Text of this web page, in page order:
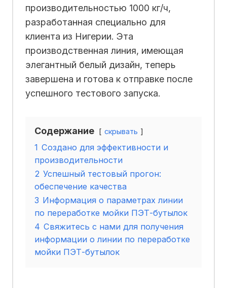
производительностью 1000 кг/ч,
разработанная специально для
клиента из Нигерии. Эта
производственная линия, имеющая
элегантный белый дизайн, теперь
завершена и готова к отправке после
успешного тестового запуска.
Содержание скрывать
1 Создано для эффективности и
производительности
2 Успешный тестовый прогон:
обеспечение качества
3 Информация о параметрах линии
по переработке мойки ПЭТ-бутылок
4 Свяжитесь с нами для получения
информации о линии по переработке
мойки ПЭТ-бутылок